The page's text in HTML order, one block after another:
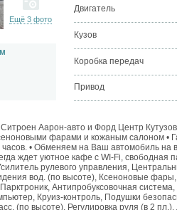
Ещё 3 фото
Двигатель
Кузов
Коробка передач
Привод
Аарон-авто и Форд Центр
фарами и кожаным салоном •
часов. • Обменяем на Ваш автомобиль
ждет уютное кафе с WI-Fi, свободная
рулевого управления,
вод. (по высоте), Ксеноновые
Антипробуксовочная
Круиз-контроль, Подушки
(по высоте), Регулировка руля (в 2